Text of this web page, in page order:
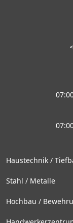
Haustechnik /
Stahl / Metalle
Hochbau /